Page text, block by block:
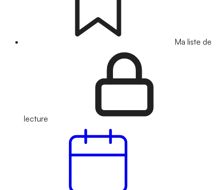
Ma liste de
lecture